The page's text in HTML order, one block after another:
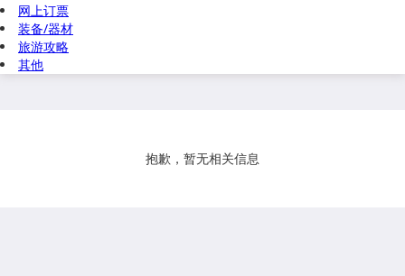
网上订票
装备/器材
旅游攻略
其他
抱歉，暂无相关信息